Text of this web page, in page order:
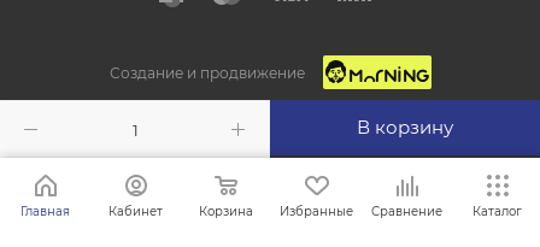
В корзину
Создание и продвижение
Главная Кабинет Корзина Избранные Сравнение Каталог